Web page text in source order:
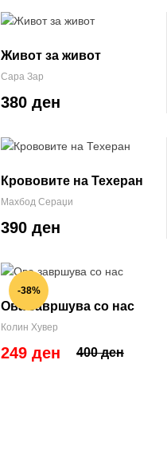
Живот за живот
Сара Зар
380 ден
Крововите на Техеран
Махбод Сераџи
390 ден
-38%
Ова завршува со нас
Колин Хувер
400 ден
249 ден